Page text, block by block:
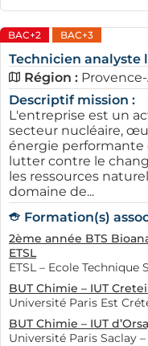
BAC+2 BAC+3
Technicien analyste
Région :
Descriptif mission :
L'entreprise est un
secteur nucléaire,
énergie performante
lutter contre le
les ressources
domaine de...
Formation(s)
2ème année BTS
ETSL
ETSL – Ecole
BUT Chimie – IUT
Université Paris Est
BUT Chimie – IUT
Université Paris Saclay –